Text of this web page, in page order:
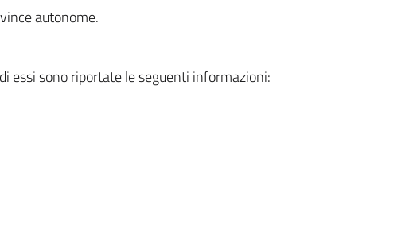
autonome.
essi sono riportate le seguenti informazioni: